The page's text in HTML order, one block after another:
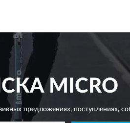
MICRO
предложениях,поступлениях,